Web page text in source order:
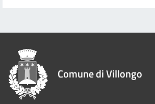
Comune di Villongo